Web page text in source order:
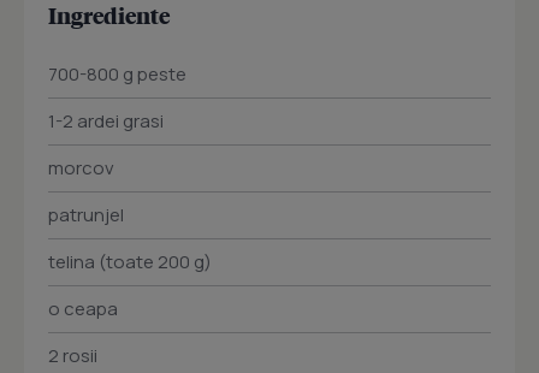
Ingrediente
700-800 g peste
1-2 ardei grasi
morcov
patrunjel
telina (toate 200 g)
o ceapa
2 rosii